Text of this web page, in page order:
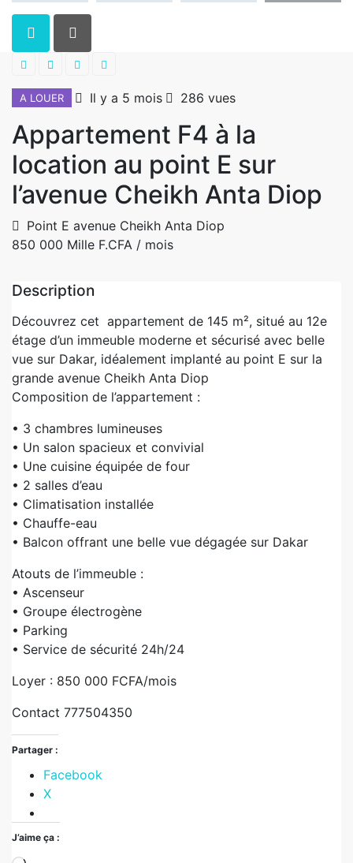
A LOUER Il y a 5 mois 286 vues
Appartement F4 à la
location au point E sur
l’avenue Cheikh Anta Diop
Point E avenue Cheikh Anta Diop
850 000 Mille F.CFA / mois
Description
Découvrez cet appartement de 145 m², situé au 12e
étage d’un immeuble moderne et sécurisé avec belle
vue sur Dakar, idéalement implanté au point E sur la
grande avenue Cheikh Anta Diop
Composition de l’appartement :
• 3 chambres lumineuses
• Un salon spacieux et convivial
• Une cuisine équipée de four
• 2 salles d’eau
• Climatisation installée
• Chauffe-eau
• Balcon offrant une belle vue dégagée sur Dakar
Atouts de l’immeuble :
• Ascenseur
• Groupe électrogène
• Parking
• Service de sécurité 24h/24
Loyer : 850 000 FCFA/mois
Contact 777504350
Partager :
Facebook
X
J’aime ça :